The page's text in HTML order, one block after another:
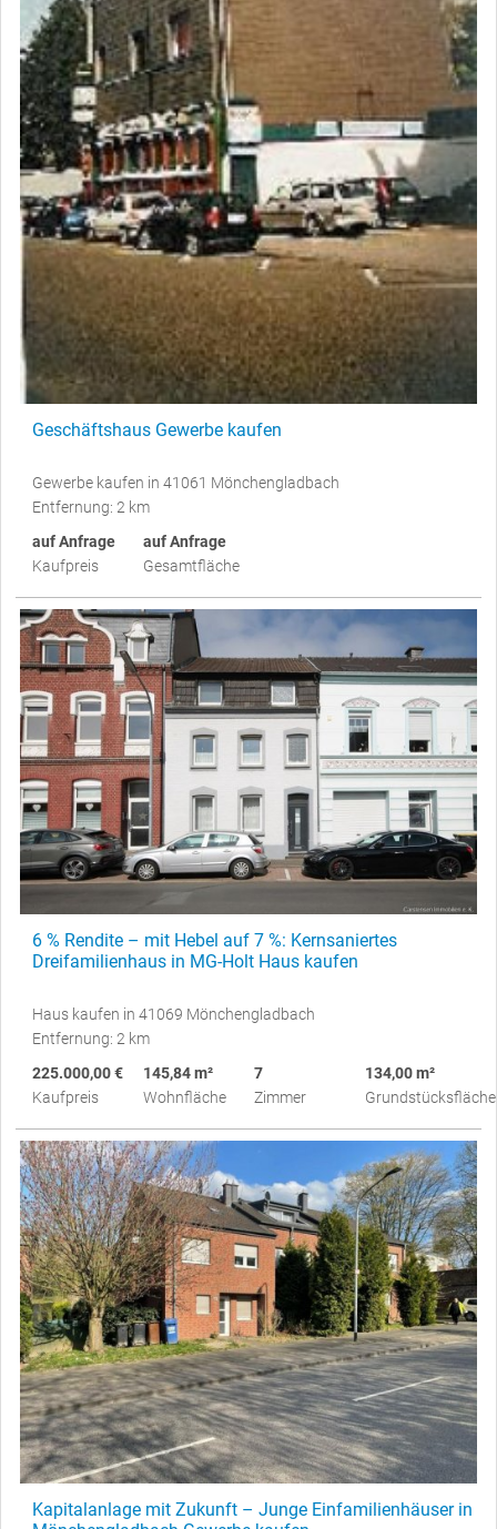
Geschäftshaus Gewerbe kaufen
Gewerbe kaufen in 41061 Mönchengladbach
Entfernung: 2 km
auf Anfrage
Kaufpreis
auf Anfrage
Gesamtfläche
6 % Rendite – mit Hebel auf 7 %: Kernsaniertes
Dreifamilienhaus in MG-Holt Haus kaufen
Haus kaufen in 41069 Mönchengladbach
Entfernung: 2 km
225.000,00 €
Kaufpreis
145,84 m²
Wohnfläche
7
Zimmer
134,00 m²
Grundstücksfläche
Kapitalanlage mit Zukunft – Junge Einfamilienhäuser in